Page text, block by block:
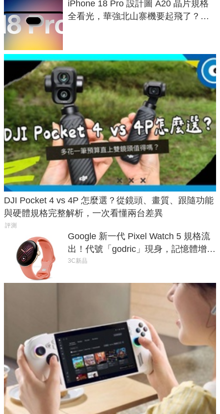
iPhone 18 Pro 設計圖 A20 晶片規格
全看光，華強北山寨機要起飛了？專
DJI Pocket 4 vs 4P 怎麼選？從鏡頭、畫質、跟隨功能
與硬體規格完整解析，一次看懂兩台差異
評測
Google 新一代 Pixel Watch 5 規格流
出！代號「godric」現身，記憶體增強
鎖定 AI 應用
3C新品